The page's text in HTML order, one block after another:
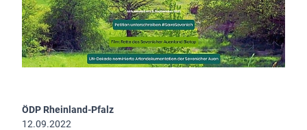
ÖDP Rheinland-Pfalz
12.09.2022